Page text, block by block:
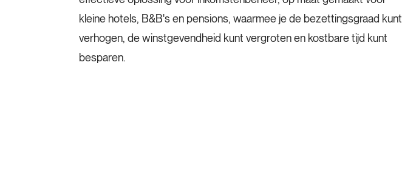
kleine hotels, B&B's en pensions, waarmee je de bezettingsgraad kunt
verhogen, de winstgevendheid kunt vergroten en kostbare tijd kunt
besparen.